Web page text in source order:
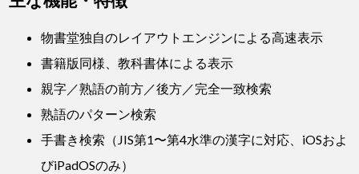
物書堂独自のレイアウトエンジンによる高速表示
書籍版同様、教科書体による表示
親字／熟語の前方／後方／完全一致検索
熟語のパターン検索
手書き検索（JIS第1〜第4水準の漢字に対応、iOSおよ
びiPadOSのみ）